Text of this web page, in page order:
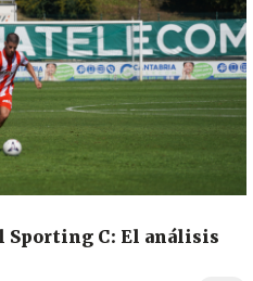
Sporting C: El análisis